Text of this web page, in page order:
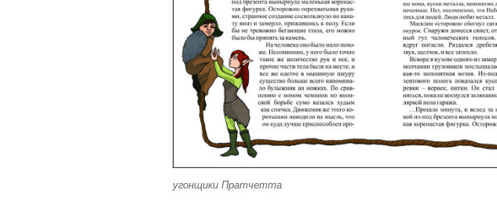
угонщики Пратчетта